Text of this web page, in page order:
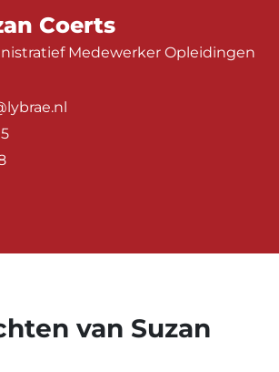
Coerts
Medewerker Opleidingen
van Suzan